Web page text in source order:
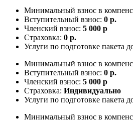
Минимальный взнос в
Вступительный взнос: 0 р.
Членский взнос: 5 000 р
Страховка: 0 р.
Услуги по подготовке пакета
Минимальный взнос в
Вступительный взнос: 0 р.
Членский взнос: 5 000 р
Страховка: Индивидуально
Услуги по подготовке пакета
Минимальный взнос в